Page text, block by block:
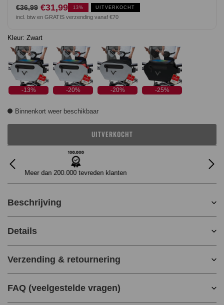
Normale
prijs
€36,99
Verkoopprijs
€31,99 13% UITVERKOCHT
incl. btw en GRATIS verzending vanaf €70
Kleur: Zwart
-13% -20% -20% -25%
Binnenkort weer beschikbaar
UITVERKOCHT
Eenvoudig rendement
Beschrijving
Details
Verzending & retournering
FAQ (veelgestelde vragen)